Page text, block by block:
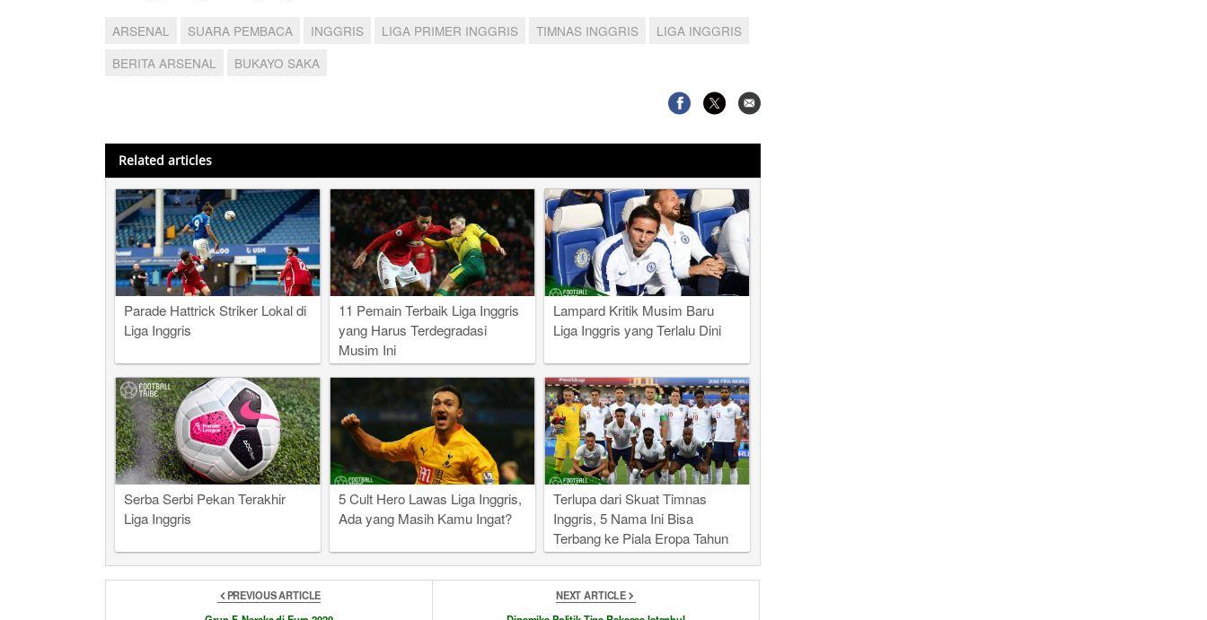
ARSENAL SUARA PEMBACA INGGRIS LIGA PRIMER INGGRIS TIMNAS INGGRIS
LIGA INGGRIS
BERITA ARSENAL
BUKAYO SAKA
Related articles
Parade Hattrick Striker Lokal di
Liga Inggris
11 Pemain Terbaik Liga Inggris
yang Harus Terdegradasi
Musim Ini
Lampard Kritik Musim Baru
Liga Inggris yang Terlalu Dini
Serba Serbi Pekan Terakhir
Liga Inggris
5 Cult Hero Lawas Liga Inggris,
Ada yang Masih Kamu Ingat?
Terlupa dari Skuat Timnas
Inggris, 5 Nama Ini Bisa
Terbang ke Piala Eropa Tahun
Depan?
PREVIOUS ARTICLE
NEXT ARTICLE